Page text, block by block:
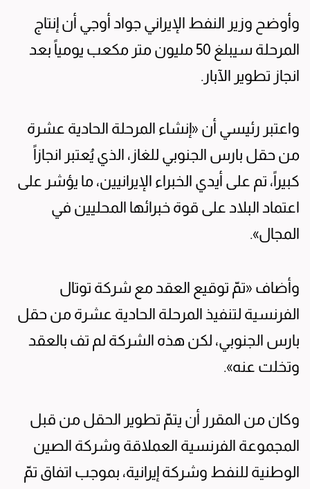
وأوضح وزير النفط الإيراني جواد أوجي أن إنتاج
المرحلة سيبلغ 50 مليون متر مكعب يومياً بعد
انجاز تطوير الآبار.
واعتبر رئيسي أن «إنشاء المرحلة الحادية عشرة
من حقل بارس الجنوبي للغاز، الذي يُعتبر انجازاً
كبيراً، تم على أيدي الخبراء الإيرانيين، ما يؤشر على
اعتماد البلاد على قوة خبرائها المحليين في
المجال».
وأضاف «تمّ توقيع العقد مع شركة توتال
الفرنسية لتنفيذ المرحلة الحادية عشرة من حقل
بارس الجنوبي، لكن هذه الشركة لم تف بالعقد
وتخلت عنه».
وكان من المقرر أن يتمّ تطوير الحقل من قبل
المجموعة الفرنسية العملاقة وشركة الصين
الوطنية للنفط وشركة إيرانية، بموجب اتفاق تمّ